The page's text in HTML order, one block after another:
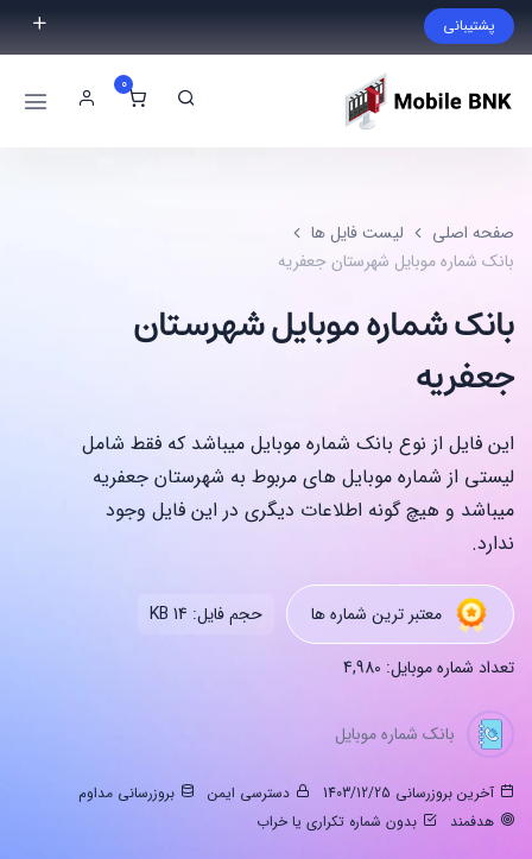
پشتیبانی
فایل مورد نظر خود را پیدا نکردید؟ با ما تماس بگیرید.
09999868721
0
صفحه اصلی
لیست فایل ها
بانک شماره موبایل شهرستان جعفریه
بانک شماره موبایل شهرستان
جعفریه
این فایل از نوع بانک شماره موبایل میباشد که فقط شامل
لیستی از شماره موبایل های مربوط به شهرستان جعفریه
میباشد و هیچ گونه اطلاعات دیگری در این فایل وجود
ندارد.
معتبر ترین شماره ها حجم فایل: 14 KB
تعداد شماره موبایل: 4,980
بانک شماره موبایل
آخرین بروزرسانی 1403/12/25 دسترسی ایمن
بروزرسانی مداوم
هدفمند
بدون شماره تکراری یا خراب